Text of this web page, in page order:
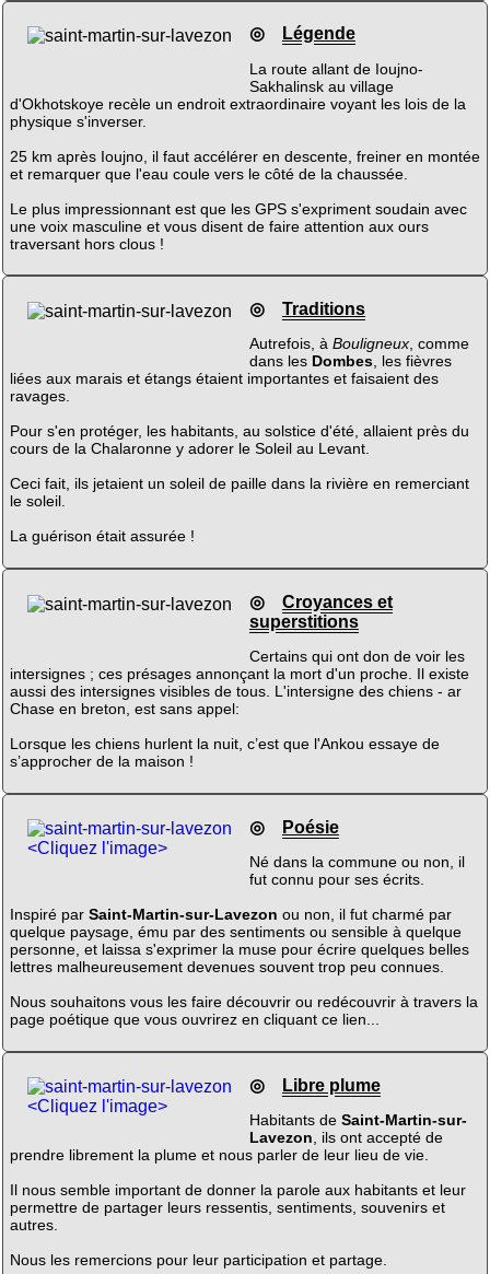
◎ Légende
La route allant de Ioujno-
Sakhalinsk au village
d'Okhotskoye recèle un endroit extraordinaire voyant les lois de la
physique s'inverser.
25 km après Ioujno, il faut accélérer en descente, freiner en montée
et remarquer que l'eau coule vers le côté de la chaussée.
Le plus impressionnant est que les GPS s'expriment soudain avec
une voix masculine et vous disent de faire attention aux ours
traversant hors clous !
◎ Traditions
Autrefois, à Bouligneux, comme
dans les Dombes, les fièvres
liées aux marais et étangs étaient importantes et faisaient des
ravages.
Pour s'en protéger, les habitants, au solstice d'été, allaient près du
cours de la Chalaronne y adorer le Soleil au Levant.
Ceci fait, ils jetaient un soleil de paille dans la rivière en remerciant
le soleil.
La guérison était assurée !
◎ Croyances et
superstitions
Certains qui ont don de voir les
intersignes ; ces présages annonçant la mort d'un proche. Il existe
aussi des intersignes visibles de tous. L'intersigne des chiens - ar
Chase en breton, est sans appel:
Lorsque les chiens hurlent la nuit, c’est que l'Ankou essaye de
s’approcher de la maison !
<Cliquez l'image>
◎ Poésie
Né dans la commune ou non, il
fut connu pour ses écrits.
Inspiré par Saint-Martin-sur-Lavezon ou non, il fut charmé par
quelque paysage, ému par des sentiments ou sensible à quelque
personne, et laissa s'exprimer la muse pour écrire quelques belles
lettres malheureusement devenues souvent trop peu connues.
Nous souhaitons vous les faire découvrir ou redécouvrir à travers la
page poétique que vous ouvrirez en cliquant ce lien...
<Cliquez l'image>
◎ Libre plume
Habitants de Saint-Martin-sur-
Lavezon , ils ont accepté de
prendre librement la plume et nous parler de leur lieu de vie.
Il nous semble important de donner la parole aux habitants et leur
permettre de partager leurs ressentis, sentiments, souvenirs et
autres.
Nous les remercions pour leur participation et partage.